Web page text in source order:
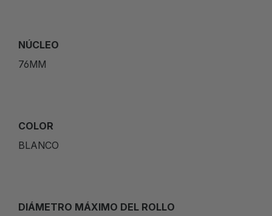
NÚCLEO
76MM
COLOR
BLANCO
DIÁMETRO MÁXIMO DEL ROLLO